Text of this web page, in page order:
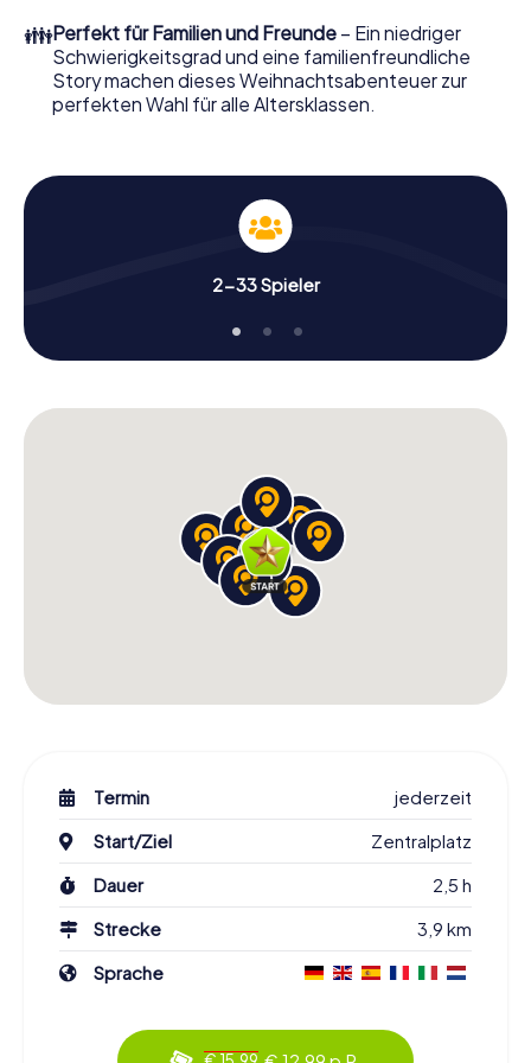
Weihnachtsthematik. Gönnen Sie Ihren Kollegen also
einen unvergesslichen Ausklang des Jahres und planen Sie
unser X-Mas Adventure als Programmpunkt Ihrer
Weihnachtsfeier in Larisa ein!
👪Perfekt für Familien und Freunde – Ein niedriger
Schwierigkeitsgrad und eine familienfreundliche
Story machen dieses Weihnachtsabenteuer zur
perfekten Wahl für alle Altersklassen.
2-33 Spieler
Termin
jederzeit
Start/Ziel
Zentralplatz
Dauer
2,5 h
Strecke
3,9 km
Sprache